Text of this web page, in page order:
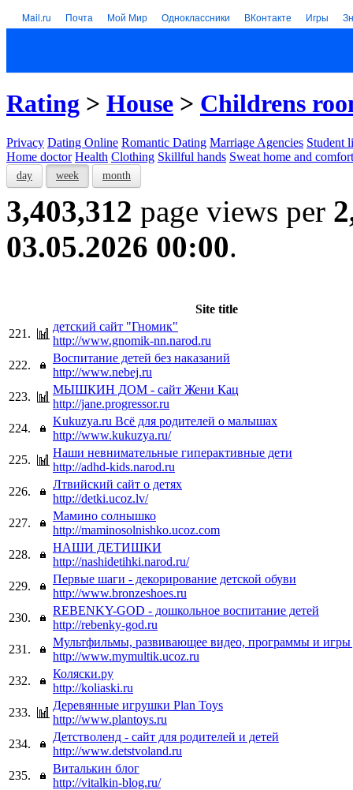
Mail.ru Почта Мой Мир Одноклассники ВКонтакте Игры
Rating > House > Childrens
Privacy Dating Online Romantic Dating Marriage Agencies Student
Home doctor Health Clothing Skillful hands Sweat home and comfort
day week month
3,403,312 page views per
03.05.2026 00:00.
Site title
221.
детский сайт "Гномик"
http://www.gnomik-nn.narod.ru
222.
Воспитание детей без наказаний
http://www.nebej.ru
223.
МЫШКИН ДОМ - сайт Жени Кац
http://jane.progressor.ru
224.
Kukuzya.ru Всё для родителей о малышах
http://www.kukuzya.ru/
225.
Наши невнимательные гиперактивные дети
http://adhd-kids.narod.ru
226.
Лтвийский сайт о детях
http://detki.ucoz.lv/
227.
Мамино солнышко
http://maminosolnishko.ucoz.com
228.
НАШИ ДЕТИШКИ
http://nashidetihki.narod.ru/
229.
Первые шаги - декорирование детской обуви
http://www.bronzeshoes.ru
230.
REBENKY-GOD - дошкольное воспитание детей
http://rebenky-god.ru
231.
Мультфильмы, развивающее видео, программы и
http://www.mymultik.ucoz.ru
232.
Коляски.ру
http://koliaski.ru
233.
Деревянные игрушки Plan Toys
http://www.plantoys.ru
234.
Детстволенд - сайт для родителей и детей
http://www.detstvoland.ru
235.
Виталькин блог
http://vitalkin-blog.ru/